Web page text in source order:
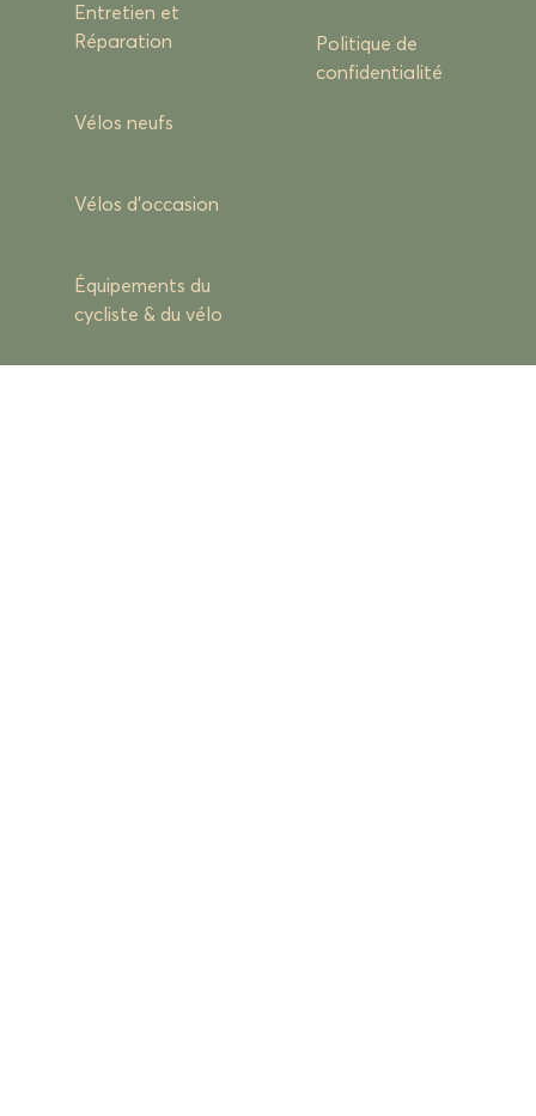
Entretien et
Réparation
Vélos neufs
Vélos d’occasion
Équipements du
cycliste & du vélo
Politique de
confidentialité